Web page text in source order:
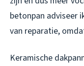
betonpan adviseer
van reparatie,
Keramische